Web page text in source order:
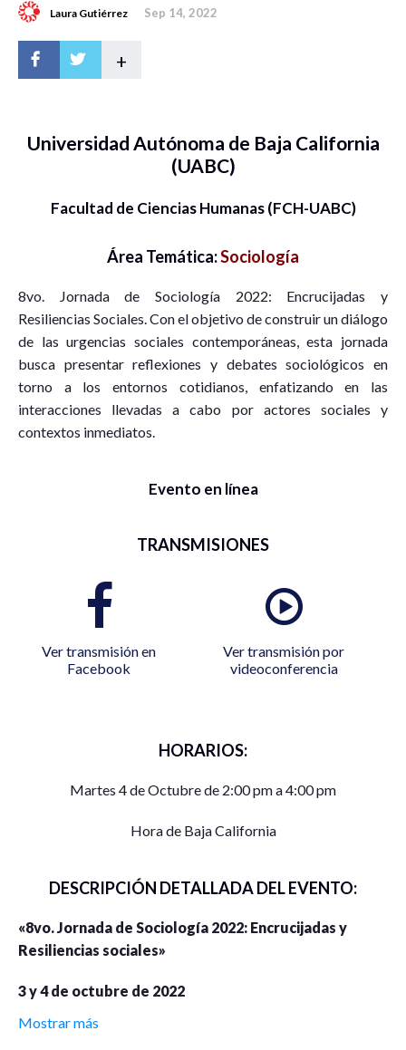
Laura Gutiérrez Sep 14, 2022
+
Universidad Autónoma de Baja California
(UABC)
Facultad de Ciencias Humanas (FCH-UABC)
Área Temática:Sociología
8vo. Jornada de Sociología 2022: Encrucijadas y
Resiliencias Sociales. Con el objetivo de construir un diálogo
de las urgencias sociales contemporáneas, esta jornada
busca presentar reflexiones y debates sociológicos en
torno a los entornos cotidianos, enfatizando en las
interacciones llevadas a cabo por actores sociales y
contextos inmediatos.
Evento en línea
TRANSMISIONES
Ver transmisión en
Facebook
Ver transmisión por
videoconferencia
HORARIOS:
Martes 4 de Octubre de 2:00 pm a 4:00 pm
Hora de Baja California
DESCRIPCIÓN DETALLADA DEL EVENTO:
«8vo. Jornada de Sociología 2022: Encrucijadas y
Resiliencias sociales»
3 y 4 de octubre de 2022
virtual por medio de google meet
Mostrar más